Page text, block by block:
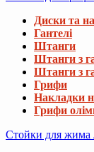
Диски та
Гантелі
Штанги
Штанги з
Штанги з
Грифи
Накладки
Грифи
Стойки для жима